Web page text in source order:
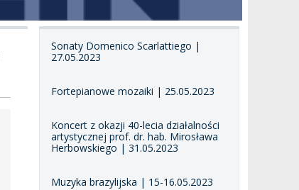
Sonaty Domenico Scarlattiego |
27.05.2023
Fortepianowe mozaiki | 25.05.2023
Koncert z okazji 40-lecia działalności
artystycznej prof. dr. hab. Mirosława
Herbowskiego | 31.05.2023
Muzyka brazylijska | 15-16.05.2023